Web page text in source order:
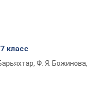
класс
Ф. Я. Божинова,